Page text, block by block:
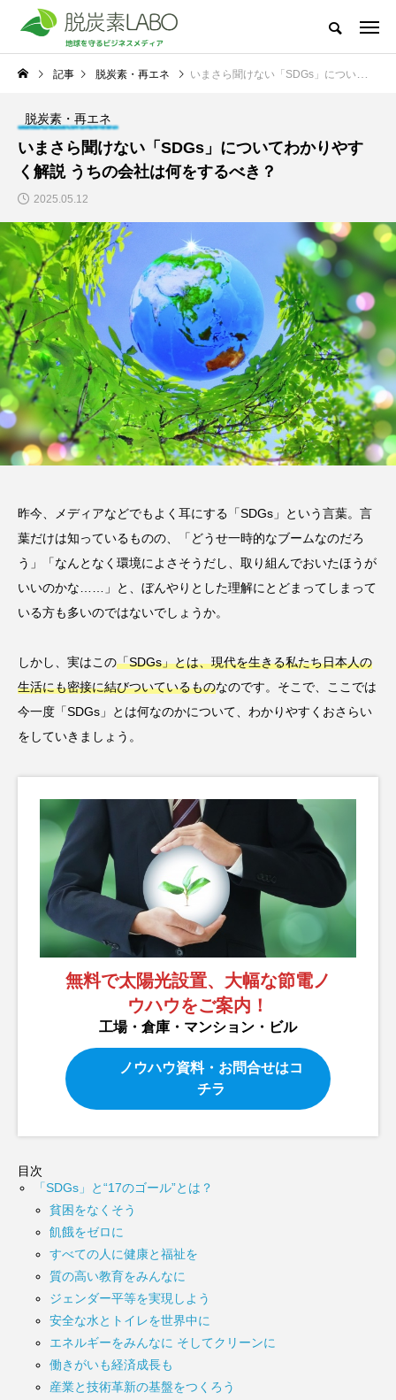
地球を守るビジネスメディア
脱炭素LABOとは 太陽光発電 節電・省電力化 脱炭素・再エ
新着記事 NEW POST
太陽光発電
冬場の電気代高騰に備
えて―中小企業が今か
ら検討すべき太陽光発
電の導入
脱炭素
LABO編
集部
2025.11.18
地球温暖化で私たちの
生活はどう変わる？太
陽光発電で始める身近
な環境対策
脱炭素
LABO
集部
2025.11.04
タグリスト TAG LIST
企業事例
再生エネルギー 太陽光発電
省電力化 経費削減 脱炭素 補助金
電力削減
記事 脱炭素・再エネ いまさら聞けない「SDGs」についてわかりやすく解説 うちの会社は何をするべき？
脱炭素・再エネ
いまさら聞けない「SDGs」についてわかりやす
く解説 うちの会社は何をするべき？
2025.05.12
昨今、メディアなどでもよく耳にする「SDGs」という言葉。言
葉だけは知っているものの、「どうせ一時的なブームなのだろ
う」「なんとなく環境によさそうだし、取り組んでおいたほうが
いいのかな……」と、ぼんやりとした理解にとどまってしまって
いる方も多いのではないでしょうか。
しかし、実はこの「SDGs」とは、現代を生きる私たち日本人の
生活にも密接に結びついているものなのです。そこで、ここでは
今一度「SDGs」とは何なのかについて、わかりやすくおさらい
をしていきましょう。
無料で太陽光設置、大幅な節電ノ
ウハウをご案内！
工場・倉庫・マンション・ビル
ノウハウ資料・お問合せはコ
チラ
目次
「SDGs」と“17のゴール”とは？
貧困をなくそう
飢餓をゼロに
すべての人に健康と福祉を
質の高い教育をみんなに
ジェンダー平等を実現しよう
安全な水とトイレを世界中に
エネルギーをみんなに そしてクリーンに
働きがいも経済成長も
産業と技術革新の基盤をつくろう